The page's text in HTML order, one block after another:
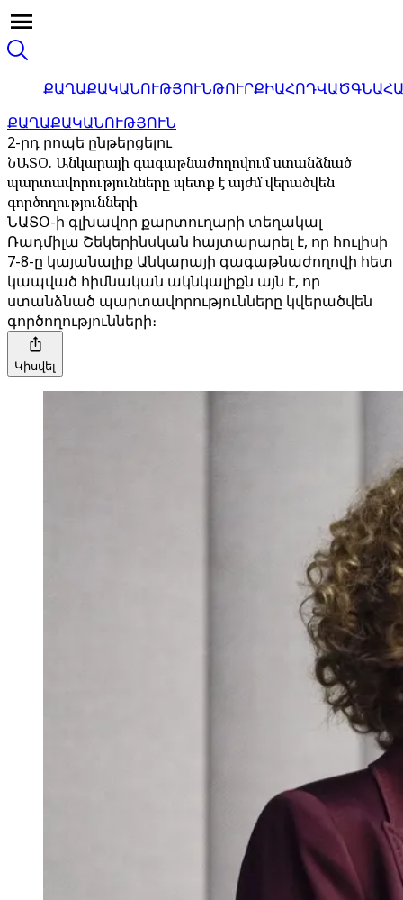
ՔԱՂԱՔԱԿԱՆՈՒԹՅՈՒՆԹՈՒՐՔԻԱՀՈԴՎԱԾ
ՔԱՂԱՔԱԿԱՆՈՒԹՅՈՒՆ
2-րդ րոպե ընթերցելու
ՆԱՏՕ. Անկարայի գագաթնաժողովում ստանձնած
պարտավորությունները պետք է այժմ վերածվեն
գործողությունների
ՆԱՏՕ-ի գլխավոր քարտուղարի տեղակալ
Ռադմիլա Շեկերինսկան հայտարարել է, որ հուլիսի
7-8-ը կայանալիք Անկարայի գագաթնաժողովի հետ
կապված հիմնական ակնկալիքն այն է, որ
ստանձնած պարտավորությունները կվերածվեն
գործողությունների։
Կիսվել